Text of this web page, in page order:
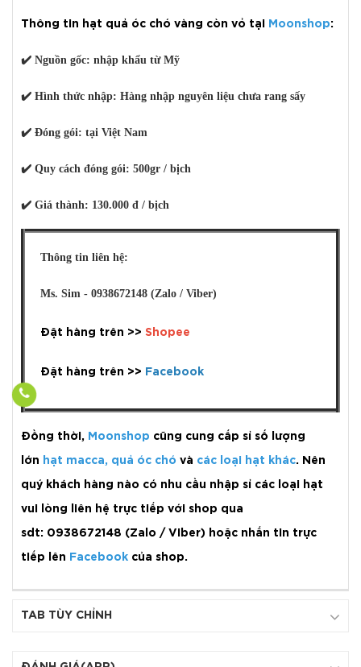
Thông tin hạt quả óc chó vàng còn vỏ tại Moonshop:
✔️ Nguồn gốc: nhập khẩu từ Mỹ
✔️ Hình thức nhập: Hàng nhập nguyên liệu chưa rang sấy
✔️ Đóng gói: tại Việt Nam
✔️ Quy cách đóng gói: 500gr / bịch
✔️ Giá thành: 130.000 đ / bịch
Thông tin liên hệ:
Ms. Sim - 0938672148 (Zalo / Viber)
Đặt hàng trên >> Shopee
Đặt hàng trên >> Facebook
Đồng thời, Moonshop cũng cung cấp sỉ số lượng
lớn hạt macca, quả óc chó và các loại hạt khác. Nên
quý khách hàng nào có nhu cầu nhập sỉ các loại hạt
vui lòng liên hệ trực tiếp với shop qua
sdt: 0938672148 (Zalo / Viber) hoặc nhắn tin trực
tiếp lên Facebook của shop.
TAB TÙY CHỈNH